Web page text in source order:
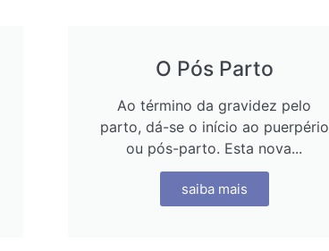
O Pós Parto
Ao término da gravidez pelo
parto, dá-se o início ao puerpério
ou pós-parto. Esta nova...
saiba mais